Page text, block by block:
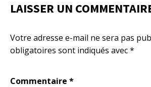
LAISSER UN
Votre adresse e-mail ne sera pas
obligatoires sont indiqués avec*
Commentaire *